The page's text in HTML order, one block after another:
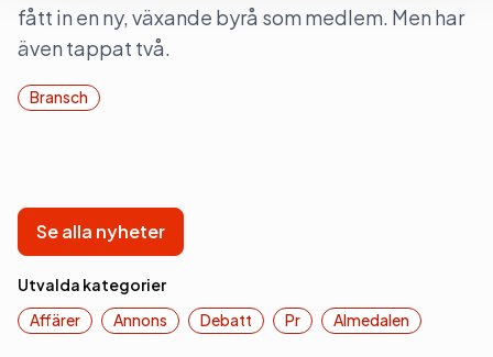
fått in en ny, växande byrå som medlem. Men har
även tappat två.
Bransch
Se alla nyheter
Utvalda kategorier
Affärer
Annons Debatt Pr Almedalen